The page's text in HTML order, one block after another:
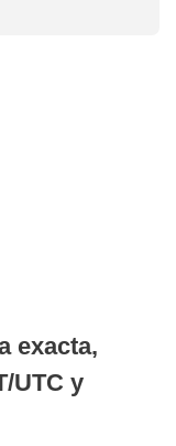
exacta,
UTC y